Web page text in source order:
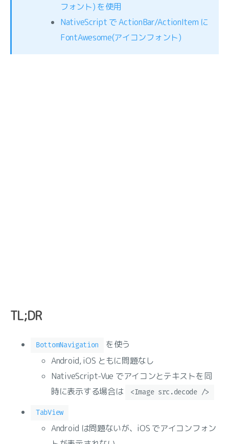
フォント) を使用
NativeScript で ActionBar/ActionItem に
FontAwesome(アイコンフォント)
TL;DR
BottomNavigation
を使う
Android, iOS ともに問題なし
NativeScript-Vue でアイコンとテキストを同
時に表示する場合は
<Image src.decode />
TabView
Android は問題ないが、iOS でアイコンフォン